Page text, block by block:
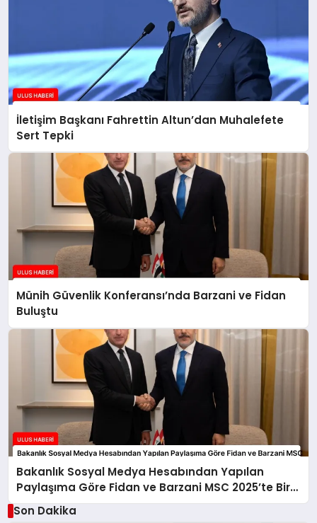
İletişim Başkanı Fahrettin Altun’dan Muhalefete
Sert Tepki
Münih Güvenlik Konferansı’nda Barzani ve Fidan
Buluştu
Bakanlık Sosyal Medya Hesabından Yapılan
Paylaşıma Göre Fidan ve Barzani MSC 2025’te Bir
Araya Geldi
Son Dakika